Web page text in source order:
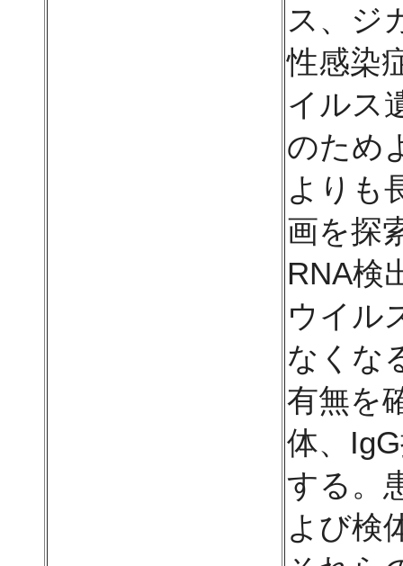
ス、ジ
性感染
イルス
のため
よりも
画を探
RNA検
ウイル
なくな
有無を
体、
する。
よび検